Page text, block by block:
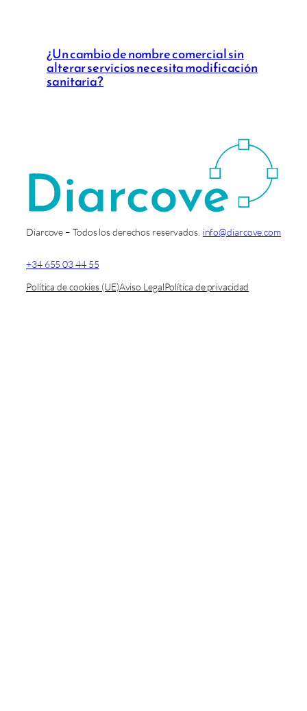
¿Un cambio de nombre comercial sin
alterar servicios necesita modificación
sanitaria?
Diarcove – Todos los derechos reservados. info@diarcove.com
+34 655 03 44 55
Política de cookies (UE)Aviso LegalPolítica de privacidad